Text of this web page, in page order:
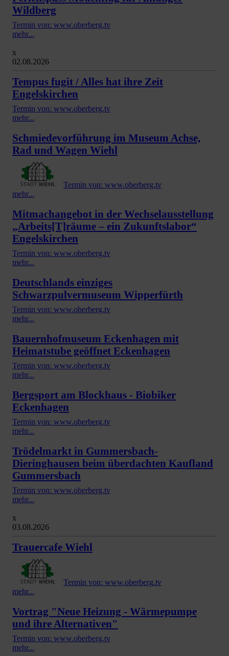
Wildberg
Termin von: www.oberberg.tv
mehr...
x
02.08.2026
Tempus fugit / Alles hat ihre Zeit
Engelskirchen
Termin von: www.oberberg.tv
mehr...
Schmiedevorführung im Museum Achse,
Rad und Wagen Wiehl
Termin von: www.oberberg.tv
mehr...
Mitmachangebot in der Wechselausstellung
„Arbeits[T]räume – ein Zukunftslabor“
Engelskirchen
Termin von: www.oberberg.tv
mehr...
Deutschlands einziges
Schwarzpulvermuseum Wipperfürth
Termin von: www.oberberg.tv
mehr...
Bauernhofmuseum Eckenhagen mit
Heimatstube geöffnet Eckenhagen
Termin von: www.oberberg.tv
mehr...
Bergsport am Blockhaus - Biobiker
Eckenhagen
Termin von: www.oberberg.tv
mehr...
Trödelmarkt in Gummersbach-
Dieringhausen beim überdachten Kaufland
Gummersbach
Termin von: www.oberberg.tv
mehr...
x
03.08.2026
Trauercafe Wiehl
Termin von: www.oberberg.tv
mehr...
Vortrag "Neue Heizung - Wärmepumpe
und ihre Alternativen"
Termin von: www.oberberg.tv
mehr...